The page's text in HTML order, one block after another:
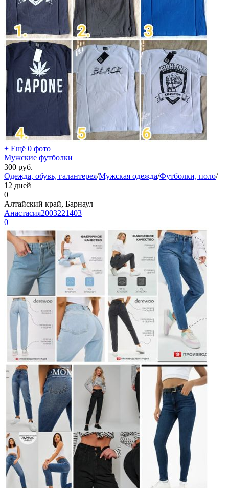
+ Ещё 0 фото
Мужские футболки
300 руб.
Одежда, обувь, галантерея/Мужская одежда/Футболки, поло/
12 дней
0
Алтайский край, Барнаул
Анастасия2003221403
0